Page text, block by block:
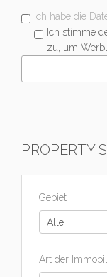
Ich habe die
Ich stimme
zu, um
PROPERTY
Gebiet
Alle
Art der